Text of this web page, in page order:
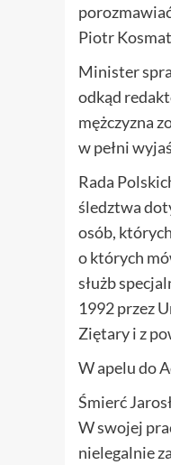
Piotr
Minister
odkąd
mężczyzna
w pełni
Rada
śledztwa
osób,
o których
służb
1992 przez
Ziętary i z
W apelu do
Śmierć
W swojej
nielegalnie